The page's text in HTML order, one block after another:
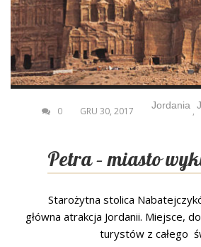
Jordania ,
GRU 30, 2017
0
Petra – miasto
Starożytna stolica
główna atrakcja Jordanii. Miejsce,
turystów z całego